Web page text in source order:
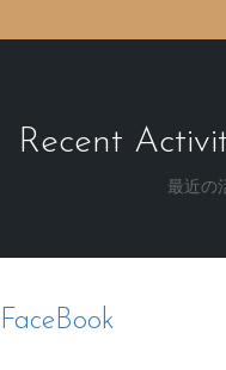
Recent
最近の
FaceBook